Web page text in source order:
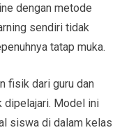
dengan metode
sendiri tidak
tatap muka.
fisik dari guru dan
dipelajari. Model ini
siswa di dalam kelas